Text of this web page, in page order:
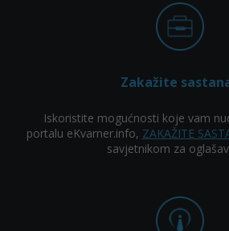
Zakažite
Iskoristite mogućnosti koje vam
portalu eKvarner.info, ZAKAŽITE
savjetnikom za